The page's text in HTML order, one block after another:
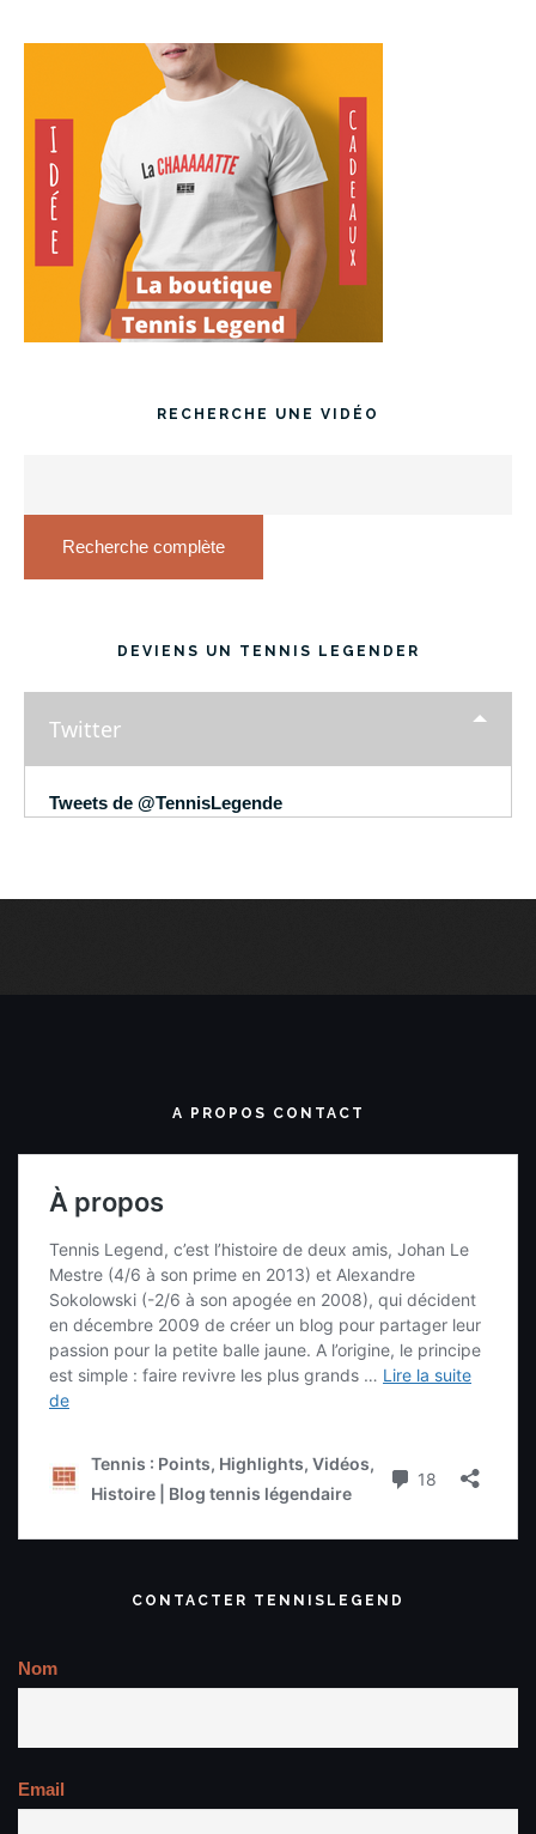
RECHERCHE UNE VIDÉO
Recherche complète
DEVIENS UN TENNIS LEGENDER
Twitter
Tweets de @TennisLegende
A PROPOS CONTACT
CONTACTER TENNISLEGEND
Nom
Email